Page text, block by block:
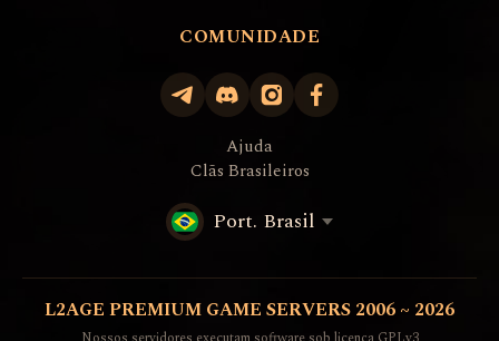
COMUNIDADE
Ajuda
Clãs Brasileiros
Port. Brasil
L2AGE PREMIUM GAME SERVERS 2006 ~ 2026